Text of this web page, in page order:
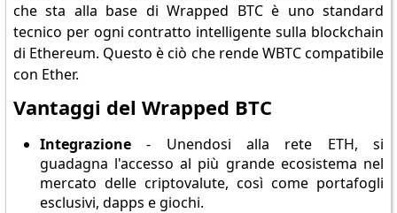
che sta alla base di Wrapped BTC è uno standard
tecnico per ogni contratto intelligente sulla blockchain
di Ethereum. Questo è ciò che rende WBTC compatibile
con Ether.
Vantaggi del Wrapped BTC
Integrazione- Unendosi alla rete ETH, si
guadagna l'accesso al più grande ecosistema nel
mercato delle criptovalute, così come portafogli
esclusivi, dapps e giochi.